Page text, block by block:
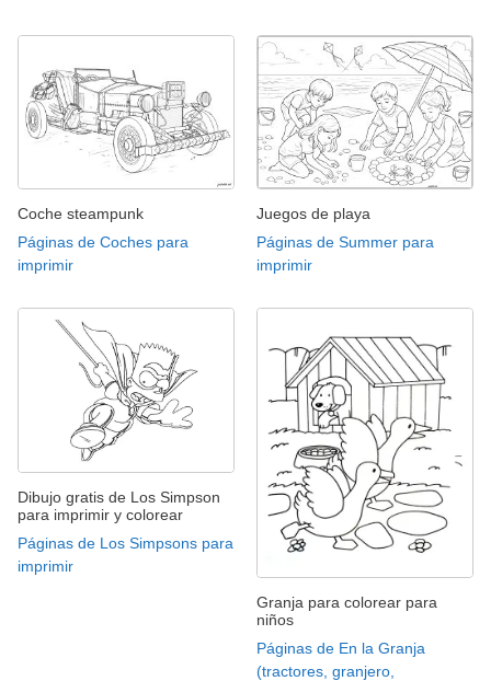
Coche steampunk
Páginas de Coches para
imprimir
Juegos de playa
Páginas de Summer para
imprimir
Dibujo gratis de Los Simpson
para imprimir y colorear
Páginas de Los Simpsons para
imprimir
Granja para colorear para
niños
Páginas de En la Granja
(tractores, granjero,